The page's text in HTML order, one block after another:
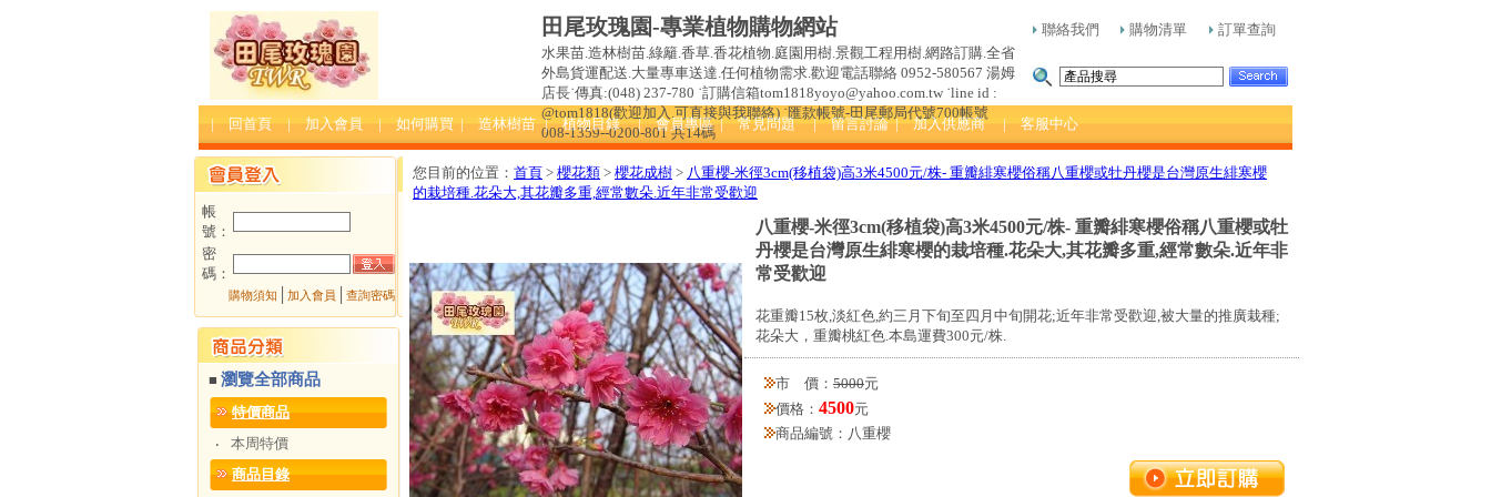
田尾玫瑰園-專業植物購物網站
水果苗.造林樹苗.綠籬.香草.香花植物.庭園用樹.景觀工程用樹.網路訂購.全省
外島貨運配送.大量專車送達.任何植物需求.歡迎電話聯絡 0952-580567 湯姆
店長˙傳真:(048) 237-780 ˙訂購信箱tom1818yoyo@yahoo.com.tw ˙line id :
@tom1818(歡迎加入.可直接與我聯絡) ˙匯款帳號-田尾郵局代號700帳號
008-1359--0200-801 共14碼
聯絡我們 購物清單 訂單查詢
| 回首頁 | 加入會員 | 如何購買 | 造林樹苗 | 植物目錄 | 會員專區 | 常見問題 | 留言討論 | 加入供應商 | 客服中心
帳
號：
密
碼：
購物須知 加入會員 查詢密碼
■ 瀏覽全部商品
特價商品
‧
本周特價
商品目錄
您目前的位置： 首頁 > 櫻花類 > 櫻花成樹 > 八重櫻-米徑3cm(移植袋)高3米4500元/株- 重瓣緋寒櫻俗稱八重櫻或牡丹櫻是台灣原生緋寒櫻
的栽培種.花朵大,其花瓣多重,經常數朵.近年非常受歡迎
八重櫻-米徑3cm(移植袋)高3米4500元/株- 重瓣緋寒櫻俗稱八重櫻或牡
丹櫻是台灣原生緋寒櫻的栽培種.花朵大,其花瓣多重,經常數朵.近年非
常受歡迎
花重瓣15枚,淡紅色,約三月下旬至四月中旬開花;近年非常受歡迎,被大量的推廣栽種;
花朵大，重瓣桃紅色.本島運費300元/株.
市 價： 5000元
價格： 4500元
商品編號：八重櫻